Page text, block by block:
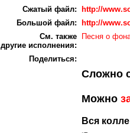
Cжатый файл:
http://
Большой файл:
http://
См. также
другие исполнения:
Песня о
Поделиться:
Сложно
Можно
Вся